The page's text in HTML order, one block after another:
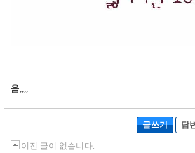
음,,,,
글쓰기 답
이전 글이 없습니다.